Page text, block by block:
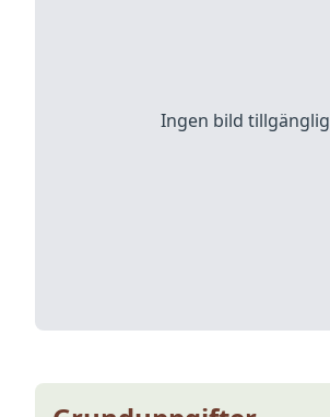
Ingen bild tillgänglig